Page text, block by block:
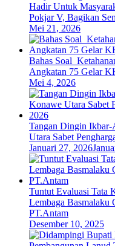
Hadir Untuk
Pokjar V, Bagikan
Mei 21, 2026
Bahas Soal
Angkatan 75 Gelar
Mei 4, 2026
Tangan Dingin
Utara Sabet
Januari 27, 2026
Tuntut Evaluasi Tata
Lembaga
PT.Antam
Desember 10, 2025